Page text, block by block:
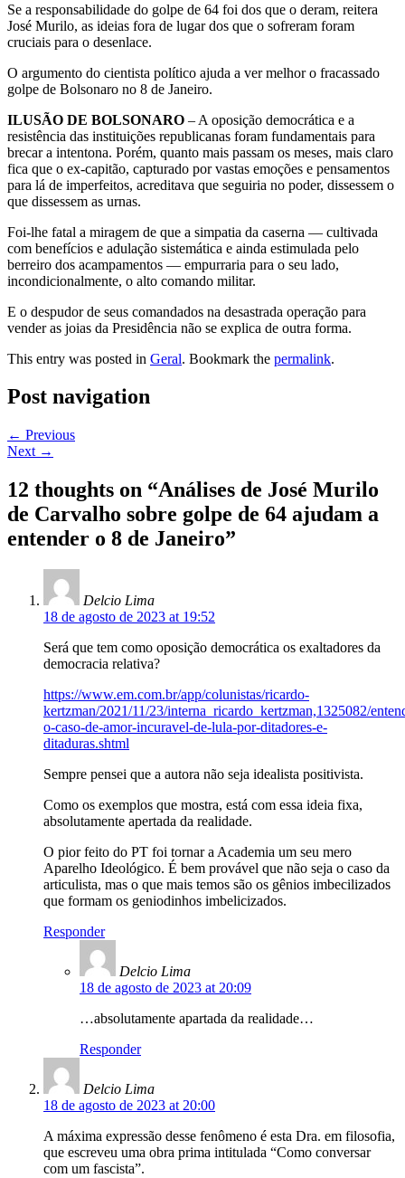
Se a responsabilidade do golpe de 64 foi dos que o deram, reitera
José Murilo, as ideias fora de lugar dos que o sofreram foram
cruciais para o desenlace.
O argumento do cientista político ajuda a ver melhor o fracassado
golpe de Bolsonaro no 8 de Janeiro.
ILUSÃO DE BOLSONARO – A oposição democrática e a
resistência das instituições republicanas foram fundamentais para
brecar a intentona. Porém, quanto mais passam os meses, mais claro
fica que o ex-capitão, capturado por vastas emoções e pensamentos
para lá de imperfeitos, acreditava que seguiria no poder, dissessem o
que dissessem as urnas.
Foi-lhe fatal a miragem de que a simpatia da caserna — cultivada
com benefícios e adulação sistemática e ainda estimulada pelo
berreiro dos acampamentos — empurraria para o seu lado,
incondicionalmente, o alto comando militar.
E o despudor de seus comandados na desastrada operação para
vender as joias da Presidência não se explica de outra forma.
This entry was posted in Geral. Bookmark the permalink.
Post navigation
← Previous
Next →
12 thoughts on “Análises de José Murilo
de Carvalho sobre golpe de 64 ajudam a
entender o 8 de Janeiro”
Delcio Lima
18 de agosto de 2023 at 19:52
Será que tem como oposição democrática os exaltadores da
democracia relativa?
https://www.em.com.br/app/colunistas/ricardo-
kertzman/2021/11/23/interna_ricardo_kertzman,1325082/
o-caso-de-amor-incuravel-de-lula-por-ditadores-e-
ditaduras.shtml
Sempre pensei que a autora não seja idealista positivista.
Como os exemplos que mostra, está com essa ideia fixa,
absolutamente apertada da realidade.
O pior feito do PT foi tornar a Academia um seu mero
Aparelho Ideológico. É bem provável que não seja o caso da
articulista, mas o que mais temos são os gênios imbecilizados
que formam os geniodinhos imbelicizados.
Responder
Delcio Lima
18 de agosto de 2023 at 20:09
…absolutamente apartada da realidade…
Responder
Delcio Lima
18 de agosto de 2023 at 20:00
A máxima expressão desse fenômeno é esta Dra. em filosofia,
que escreveu uma obra prima intitulada “Como conversar
com um fascista”.